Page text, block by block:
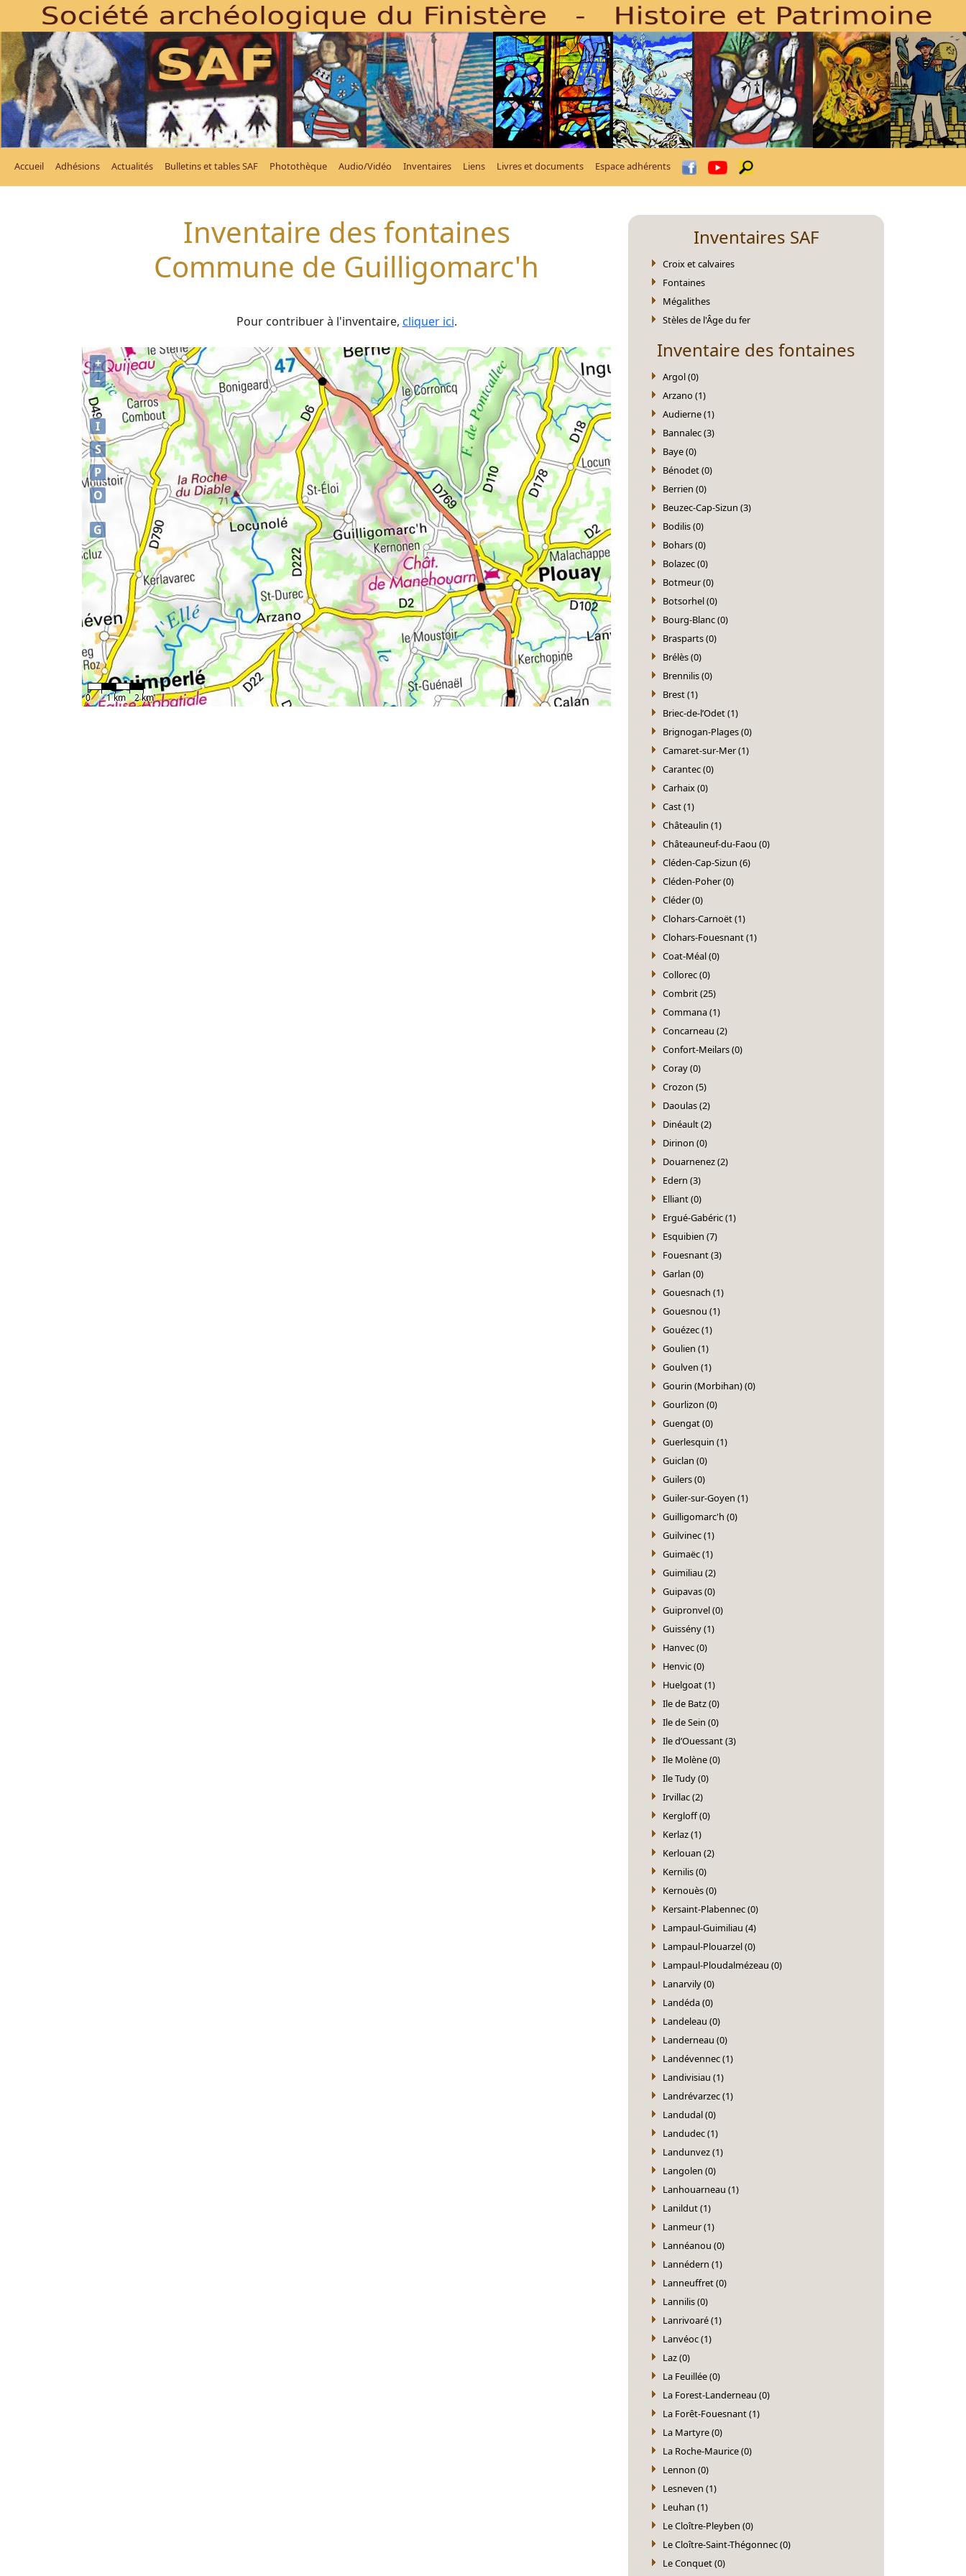
Accueil Adhésions Actualités Bulletins et tables SAF Photothèque Audio/Vidéo Inventaires Liens Livres et documents Espace adhérents
Inventaire des fontaines
Commune de Guilligomarc'h
Pour contribuer à l'inventaire, cliquer ici.
+
–
0 1 km 2 km
I
S
P
O
G
Inventaires SAF
Croix et calvaires
Fontaines
Mégalithes
Stèles de l'Âge du fer
Inventaire des fontaines
Argol (0)
Arzano (1)
Audierne (1)
Bannalec (3)
Baye (0)
Bénodet (0)
Berrien (0)
Beuzec-Cap-Sizun (3)
Bodilis (0)
Bohars (0)
Bolazec (0)
Botmeur (0)
Botsorhel (0)
Bourg-Blanc (0)
Brasparts (0)
Brélès (0)
Brennilis (0)
Brest (1)
Briec-de-l’Odet (1)
Brignogan-Plages (0)
Camaret-sur-Mer (1)
Carantec (0)
Carhaix (0)
Cast (1)
Châteaulin (1)
Châteauneuf-du-Faou (0)
Cléden-Cap-Sizun (6)
Cléden-Poher (0)
Cléder (0)
Clohars-Carnoët (1)
Clohars-Fouesnant (1)
Coat-Méal (0)
Collorec (0)
Combrit (25)
Commana (1)
Concarneau (2)
Confort-Meilars (0)
Coray (0)
Crozon (5)
Daoulas (2)
Dinéault (2)
Dirinon (0)
Douarnenez (2)
Edern (3)
Elliant (0)
Ergué-Gabéric (1)
Esquibien (7)
Fouesnant (3)
Garlan (0)
Gouesnach (1)
Gouesnou (1)
Gouézec (1)
Goulien (1)
Goulven (1)
Gourin (Morbihan) (0)
Gourlizon (0)
Guengat (0)
Guerlesquin (1)
Guiclan (0)
Guilers (0)
Guiler-sur-Goyen (1)
Guilligomarc'h (0)
Guilvinec (1)
Guimaëc (1)
Guimiliau (2)
Guipavas (0)
Guipronvel (0)
Guissény (1)
Hanvec (0)
Henvic (0)
Huelgoat (1)
Ile de Batz (0)
Ile de Sein (0)
Ile d’Ouessant (3)
Ile Molène (0)
Ile Tudy (0)
Irvillac (2)
Kergloff (0)
Kerlaz (1)
Kerlouan (2)
Kernilis (0)
Kernouès (0)
Kersaint-Plabennec (0)
Lampaul-Guimiliau (4)
Lampaul-Plouarzel (0)
Lampaul-Ploudalmézeau (0)
Lanarvily (0)
Landéda (0)
Landeleau (0)
Landerneau (0)
Landévennec (1)
Landivisiau (1)
Landrévarzec (1)
Landudal (0)
Landudec (1)
Landunvez (1)
Langolen (0)
Lanhouarneau (1)
Lanildut (1)
Lanmeur (1)
Lannéanou (0)
Lannédern (1)
Lanneuffret (0)
Lannilis (0)
Lanrivoaré (1)
Lanvéoc (1)
Laz (0)
La Feuillée (0)
La Forest-Landerneau (0)
La Forêt-Fouesnant (1)
La Martyre (0)
La Roche-Maurice (0)
Lennon (0)
Lesneven (1)
Leuhan (1)
Le Cloître-Pleyben (0)
Le Cloître-Saint-Thégonnec (0)
Le Conquet (0)